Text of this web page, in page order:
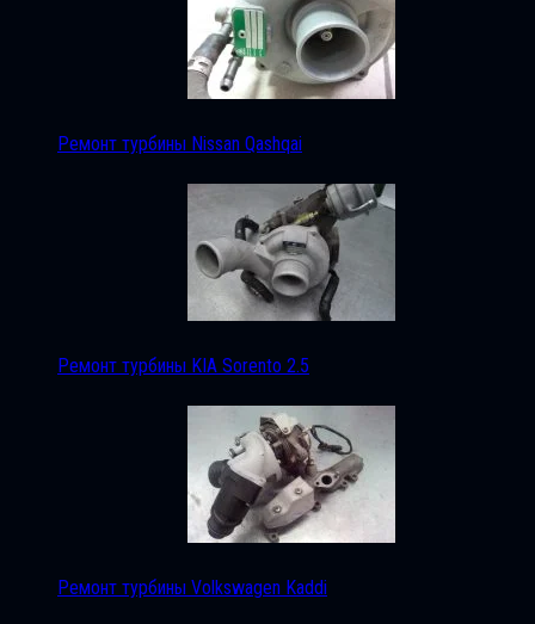
Ремонт турбины Nissan Qashqai
Ремонт турбины KIA Sorento 2.5
Ремонт турбины Volkswagen Kaddi